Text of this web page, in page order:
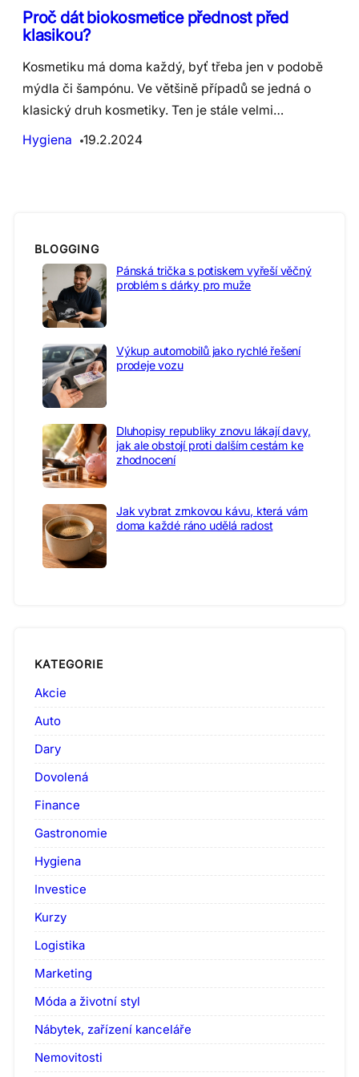
Proč dát biokosmetice přednost před
klasikou?
Kosmetiku má doma každý, byť třeba jen v podobě
mýdla či šampónu. Ve většině případů se jedná o
klasický druh kosmetiky. Ten je stále velmi…
Hygiena
19.2.2024
BLOGGING
Pánská trička s potiskem vyřeší věčný
problém s dárky pro muže
Výkup automobilů jako rychlé řešení
prodeje vozu
Dluhopisy republiky znovu lákají davy,
jak ale obstojí proti dalším cestám ke
zhodnocení
Jak vybrat zrnkovou kávu, která vám
doma každé ráno udělá radost
KATEGORIE
Akcie
Auto
Dary
Dovolená
Finance
Gastronomie
Hygiena
Investice
Kurzy
Logistika
Marketing
Móda a životní styl
Nábytek, zařízení kanceláře
Nemovitosti